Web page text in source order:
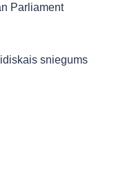
Parliament
sniegums